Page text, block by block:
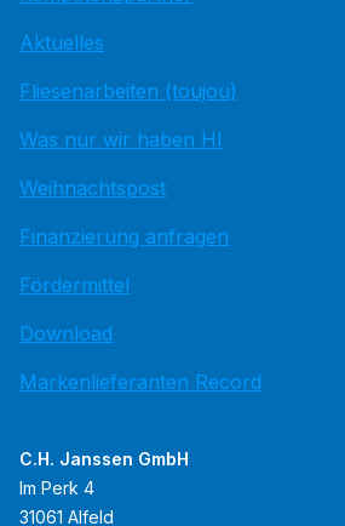
Aktuelles
Fliesenarbeiten (toujou)
Was nur wir haben HI
Weihnachtspost
Finanzierung anfragen
Fördermittel
Download
Markenlieferanten Record
C.H. Janssen GmbH
Im Perk 4
31061 Alfeld